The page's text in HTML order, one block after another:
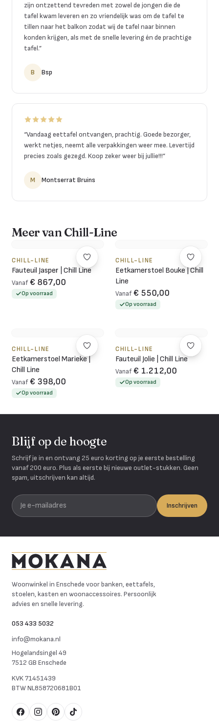
zijn ontzettend tevreden met zowel de jongen die de
tafel kwam leveren en zo vriendelijk was om de tafel te
tillen naar het balkon zodat wij de tafel naar binnen
konden krijgen, als met de snelle levering én de prachtige
tafel.”
B Bsp
“Vandaag eettafel ontvangen, prachtig. Goede bezorger,
werkt netjes, neemt alle verpakkingen weer mee. Levertijd
precies zoals gezegd. Koop zeker weer bij jullie!!!”
M Montserrat Bruins
Meer van Chill-Line
CHILL-LINE
Fauteuil Jasper | Chill Line
Vanaf € 867,00
Op voorraad
CHILL-LINE
Eetkamerstoel Bouke | Chill
Line
Vanaf € 550,00
Op voorraad
CHILL-LINE
Eetkamerstoel Marieke |
Chill Line
Vanaf € 398,00
Op voorraad
CHILL-LINE
Fauteuil Jolie | Chill Line
Vanaf € 1.212,00
Op voorraad
Blijf op de hoogte
Schrijf je in en ontvang 25 euro korting op je eerste bestelling
vanaf 200 euro. Plus als eerste bij nieuwe outlet-stukken. Geen
spam, uitschrijven kan altijd.
Je e-mailadres
Inschrijven
Woonwinkel in Enschede voor banken, eettafels,
stoelen, kasten en woonaccessoires. Persoonlijk
advies en snelle levering.
053 433 5032
info@mokana.nl
Hogelandsingel 49
7512 GB Enschede
KVK71451439
BTWNL858720681B01
FacebookInstagram
Pinterest
TikTok